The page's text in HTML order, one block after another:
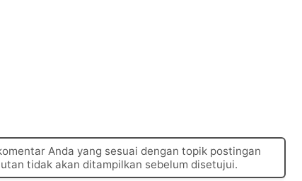
Anda yang sesuai dengan topik postingan
tidak akan ditampilkan sebelum disetujui.